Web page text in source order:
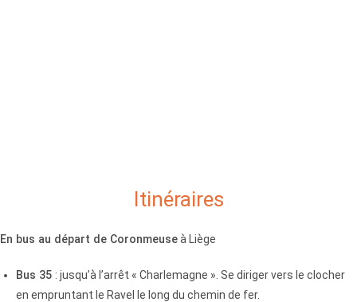
Itinéraires
En bus au départ de Coronmeuseà Liège
Bus 35 : jusqu’à l’arrêt « Charlemagne ». Se diriger vers le clocher
en empruntant le Ravel le long du chemin de fer.